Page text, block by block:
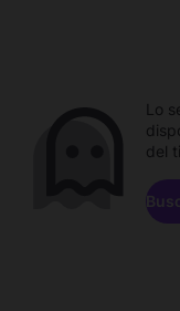
Lo
del